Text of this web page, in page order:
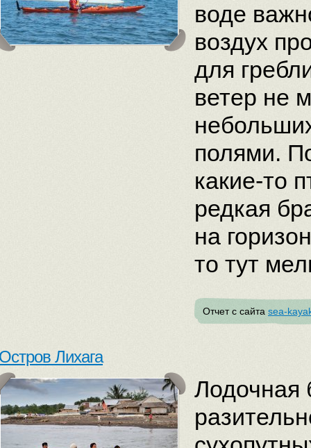
воде
воздух
для
ветер не
полями.
какие-то
редкая
на
то тут
Отчет с сайта sea-
Лихага
Лодочная